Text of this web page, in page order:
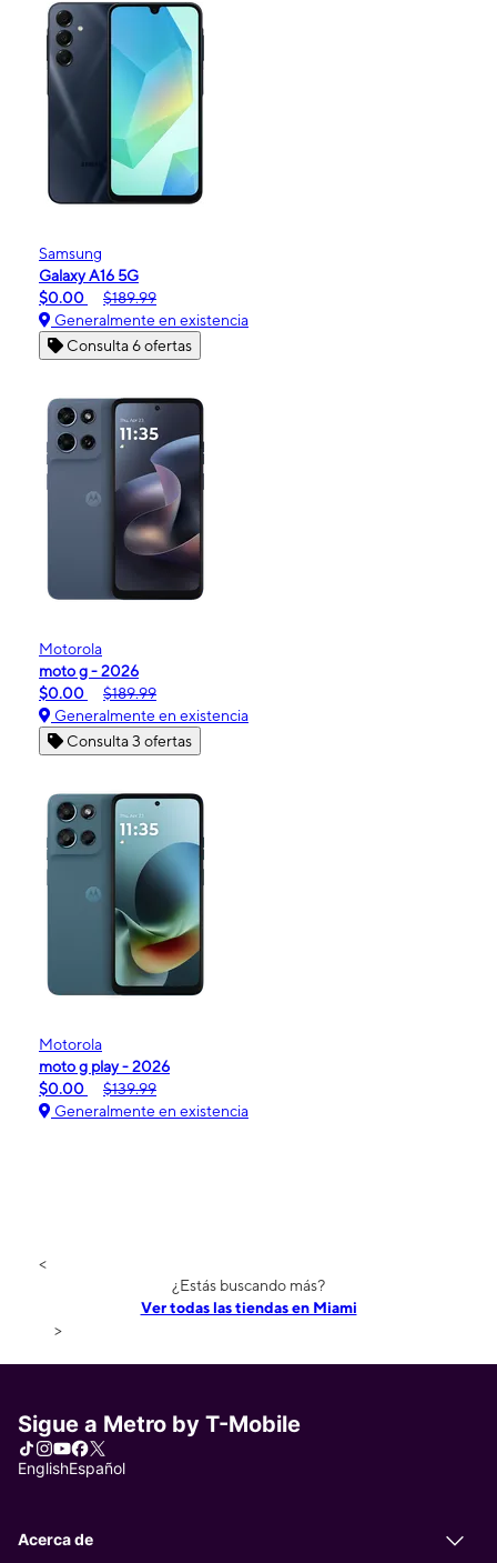
Samsung
Galaxy A16 5G
$0.00
$189.99
Generalmente en existencia
Consulta 6 ofertas
Motorola
moto g - 2026
$0.00
$189.99
Generalmente en existencia
Consulta 3 ofertas
Motorola
moto g play - 2026
$0.00
$139.99
Generalmente en existencia
<
¿Estás buscando más?
Ver todas las tiendas en Miami
>